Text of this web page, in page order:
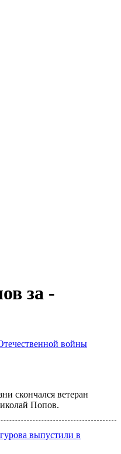
за -
войны
скончался ветеран
Попов.
выпустили в